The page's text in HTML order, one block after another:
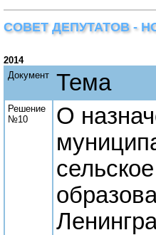
СОВЕТ ДЕПУТАТОВ -
2014
Документ
Тема
Решение
№10
О